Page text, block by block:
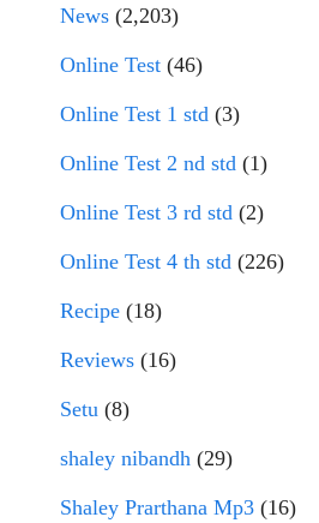
News (2,203)
Online Test (46)
Online Test 1 std (3)
Online Test 2 nd std (1)
Online Test 3 rd std (2)
Online Test 4 th std (226)
Recipe (18)
Reviews (16)
Setu (8)
shaley nibandh (29)
Shaley Prarthana Mp3 (16)